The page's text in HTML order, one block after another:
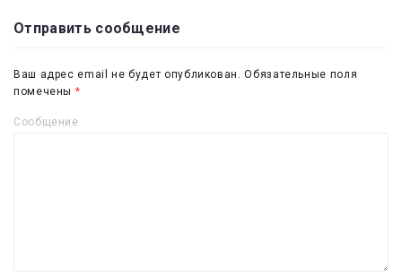
Отправить сообщение
Ваш адрес email не будет опубликован. Обязательные поля
помечены *
Сообщение